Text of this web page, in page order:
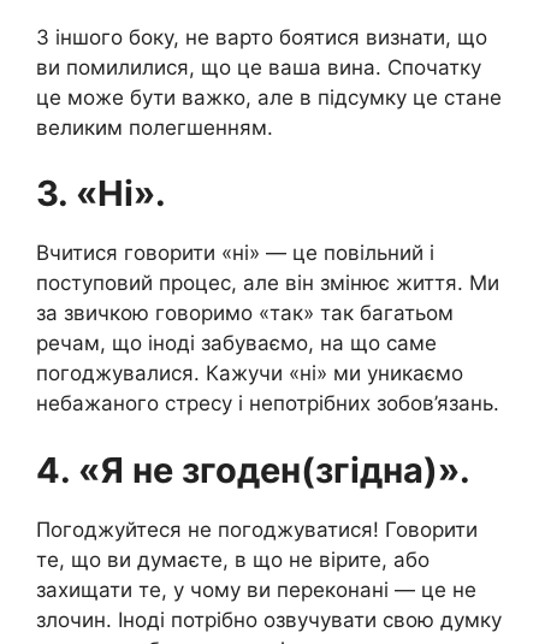
З іншого боку, не варто боятися визнати, що
ви помилилися, що це ваша вина. Спочатку
це може бути важко, але в підсумку це стане
великим полегшенням.
3. «Ні».
Вчитися говорити «ні» — це повільний і
поступовий процес, але він змінює життя. Ми
за звичкою говоримо «так» так багатьом
речам, що іноді забуваємо, на що саме
погоджувалися. Кажучи «ні» ми уникаємо
небажаного стресу і непотрібних зобов’язань.
4. «Я не згоден(згідна)».
Погоджуйтеся не погоджуватися! Говорити
те, що ви думаєте, в що не вірите, або
захищати те, у чому ви переконані — це не
злочин. Іноді потрібно озвучувати свою думку